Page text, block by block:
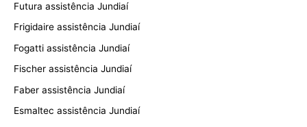
Futura assistência Jundiaí
Frigidaire assistência Jundiaí
Fogatti assistência Jundiaí
Fischer assistência Jundiaí
Faber assistência Jundiaí
Esmaltec assistência Jundiaí